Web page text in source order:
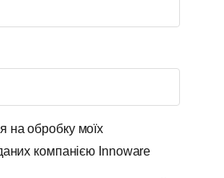
на обробку моїх
компанією Innoware